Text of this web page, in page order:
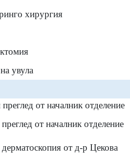
хирургия
увула
от началник отделение
от началник отделение
от д-р Цекова